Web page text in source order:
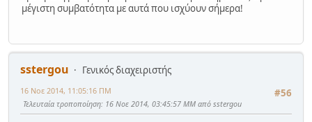
μέγιστη συμβατότητα με αυτά που ισχύουν σήμερα!
sstergou
Γενικός διαχειριστής
#56
16 Νοε 2014, 11:05:16 ΠΜ
Τελευταία τροποποίηση: 16 Νοε 2014, 03:45:57 ΜΜ από sstergou